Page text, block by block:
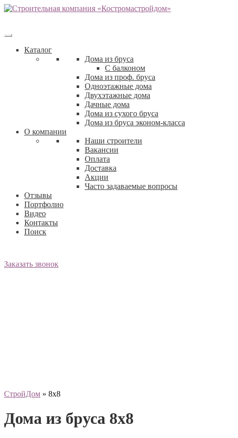
Каталог
Дома из бруса
С балконом
Дома из проф. бруса
Одноэтажные дома
Двухэтажные дома
Дачные дома
Дома из сухого бруса
Дома из бруса эконом-класса
О компании
Наши строители
Вакансии
Оплата
Доставка
Акции
Часто задаваемые вопросы
Отзывы
Портфолио
Видео
Контакты
Поиск
Заказать звонок
СтройДом » 8х8
Дома из бруса 8х8